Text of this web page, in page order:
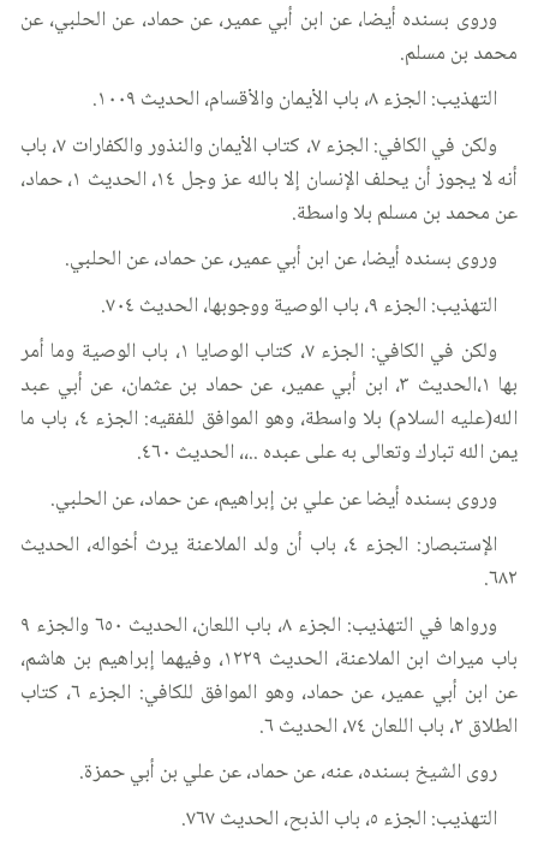
وروى بسنده أيضا، عن ابن أبي عمير، عن حماد، عن الحلبي، عن
محمد بن مسلم.
التهذيب: الجزء ٨، باب الأيمان والأقسام، الحديث ١٠٠٩.
ولكن في الكافي: الجزء ٧، كتاب الأيمان والنذور والكفارات ٧، باب
أنه لا يجوز أن يحلف الإنسان إلا بالله عز وجل ١٤، الحديث ١، حماد،
عن محمد بن مسلم بلا واسطة.
وروى بسنده أيضا، عن ابن أبي عمير، عن حماد، عن الحلبي.
التهذيب: الجزء ٩، باب الوصية ووجوبها، الحديث ٧٠٤.
ولكن في الكافي: الجزء ٧، كتاب الوصايا ١، باب الوصية وما أمر
بها ١،الحديث ٣، ابن أبي عمير، عن حماد بن عثمان، عن أبي عبد
الله(عليه السلام) بلا واسطة، وهو الموافق للفقيه: الجزء ٤، باب ما
يمن الله تبارك وتعالى به على عبده ..،، الحديث ٤٦٠.
وروى بسنده أيضا عن علي بن إبراهيم، عن حماد، عن الحلبي.
الإستبصار: الجزء ٤، باب أن ولد الملاعنة يرث أخواله، الحديث
٦٨٢.
ورواها في التهذيب: الجزء ٨، باب اللعان، الحديث ٦٥٠ والجزء ٩
باب ميراث ابن الملاعنة، الحديث ١٢٢٩، وفيهما إبراهيم بن هاشم،
عن ابن أبي عمير، عن حماد، وهو الموافق للكافي: الجزء ٦، كتاب
الطلاق ٢، باب اللعان ٧٤، الحديث ٦.
روى الشيخ بسنده، عنه، عن حماد، عن علي بن أبي حمزة.
التهذيب: الجزء ٥، باب الذبح، الحديث ٧٦٧.